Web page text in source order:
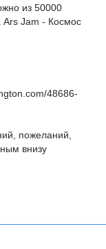
из 50000
Ars Jam - Космос
48686-
пожеланий,
внизу